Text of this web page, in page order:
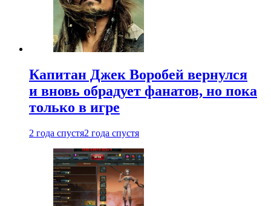
Капитан Джек Воробей вернулся
и вновь обрадует фанатов, но пока
только в игре
2 года спустя2 года спустя